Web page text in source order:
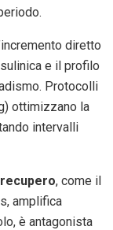
diretto
e il profilo
Protocolli
ottimizzano la
intervalli
recupero, come il
amplifica
è antagonista